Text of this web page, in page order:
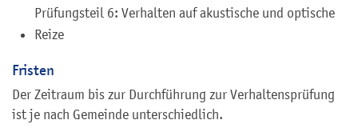
Prüfungsteil 6: Verhalten auf akustische und optische
Reize
Fristen
Der Zeitraum bis zur Durchführung zur Verhaltensprüfung
ist je nach Gemeinde unterschiedlich.